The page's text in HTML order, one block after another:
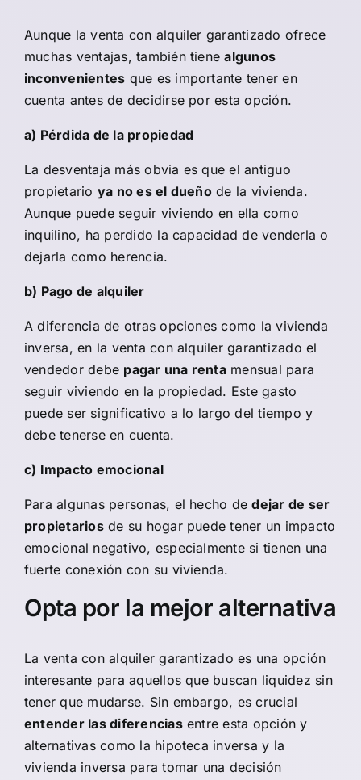
Aunque la venta con alquiler garantizado ofrece
muchas ventajas, también tienealgunos
inconvenientes que es importante tener en
cuenta antes de decidirse por esta opción.
a) Pérdida de la propiedad
La desventaja más obvia es que el antiguo
propietario ya no es el dueñode la vivienda.
Aunque puede seguir viviendo en ella como
inquilino, ha perdido la capacidad de venderla o
dejarla como herencia.
b) Pago de alquiler
A diferencia de otras opciones como la vivienda
inversa, en la venta con alquiler garantizado el
vendedor debe pagar una rentamensual para
seguir viviendo en la propiedad. Este gasto
puede ser significativo a lo largo del tiempo y
debe tenerse en cuenta.
c) Impacto emocional
Para algunas personas, el hecho dedejar de ser
propietariosde su hogar puede tener un impacto
emocional negativo, especialmente si tienen una
fuerte conexión con su vivienda.
Opta por la mejor alternativa
La venta con alquiler garantizado es una opción
interesante para aquellos que buscan liquidez sin
tener que mudarse. Sin embargo, es crucial
entender las diferenciasentre esta opción y
alternativas como la hipoteca inversa y la
vivienda inversa para tomar una decisión